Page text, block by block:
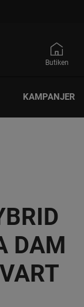
Butiken
KAMPANJER
DAM